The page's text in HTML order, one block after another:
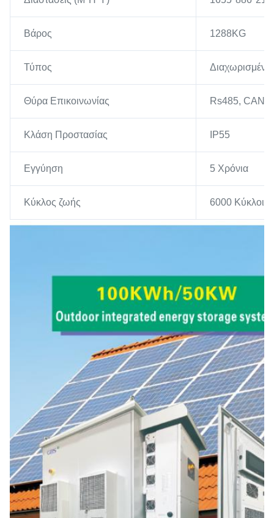
Βάρος 1288KG
Τύπος Διαχωρισμένο
Θύρα Επικοινωνίας Rs485, CAN
Κλάση Προστασίας IP55
Εγγύηση 5 Χρόνια
Κύκλος ζωής 6000 Κύκλοι